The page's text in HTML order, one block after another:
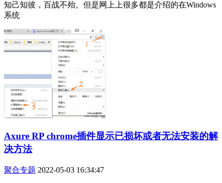
知己知彼，百战不殆。但是网上上很多都是介绍的在Windows
系统
Axure RP chrome插件显示已损坏或者无法安装的解
决方法
聚合专题 2022-05-03 16:34:47